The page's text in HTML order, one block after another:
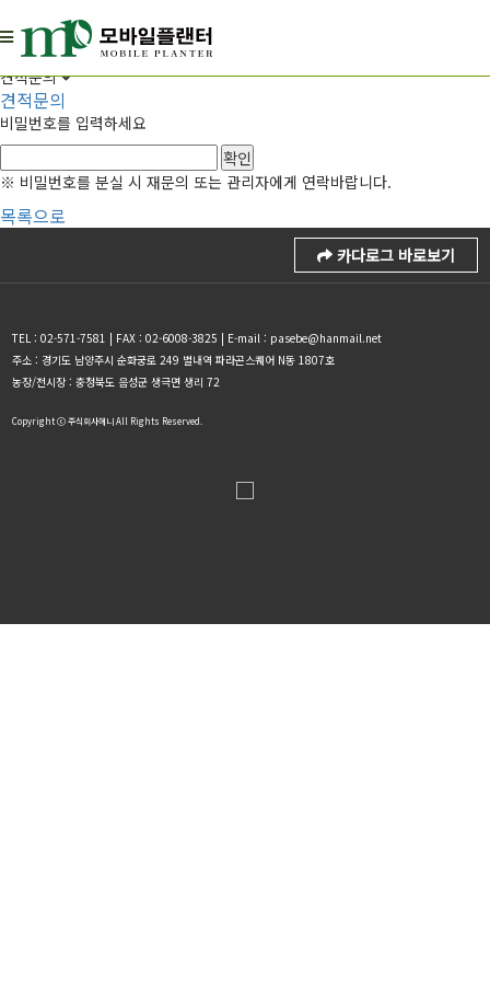
견적문의
견적문의
견적문의
비밀번호를 입력하세요
※ 비밀번호를 분실 시 재문의 또는 관리자에게 연락바랍니다.
목록으로
카다로그 바로보기
TEL : 02-571-7581 | FAX : 02-6008-3825 | E-mail : pasebe@hanmail.net
주소 : 경기도 남양주시 순화궁로 249 별내역 파라곤스퀘어 N동 1807호
농장/전시장 : 충청북도 음성군 생극면 생리 72
Copyright ⓒ 주식회사헤니 All Rights Reserved.